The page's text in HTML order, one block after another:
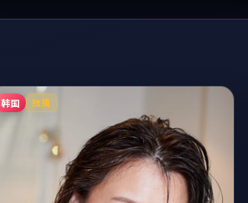
韩国 独播